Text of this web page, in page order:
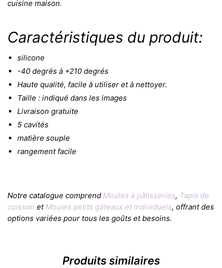
cuisine maison.
Caractéristiques du produit:
silicone
-40 degrés à +210 degrés
Haute qualité, facile à utiliser et à nettoyer.
Taille : indiqué dans les images
Livraison gratuite
5 cavités
matière souple
rangement facile
Notre catalogue comprend Moules à pâtisseries, Tapis de
cuisson et Moules petits gâteaux et individuels, offrant des
options variées pour tous les goûts et besoins.
Produits similaires